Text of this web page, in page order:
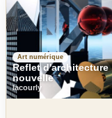
Art numérique
Reflet d'architecture
nouvelle
lacourly